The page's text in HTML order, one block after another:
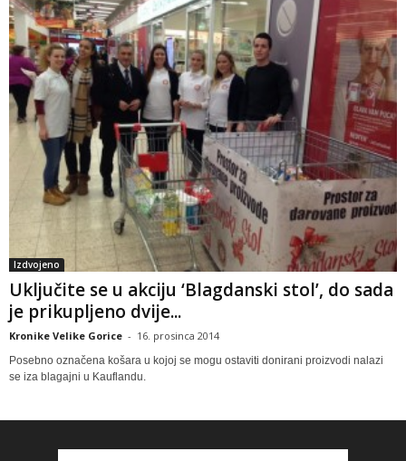
Izdvojeno
Uključite se u akciju ‘Blagdanski stol’, do sada
je prikupljeno dvije...
Kronike Velike Gorice - 16. prosinca 2014
Posebno označena košara u kojoj se mogu ostaviti donirani proizvodi nalazi
se iza blagajni u Kauflandu.